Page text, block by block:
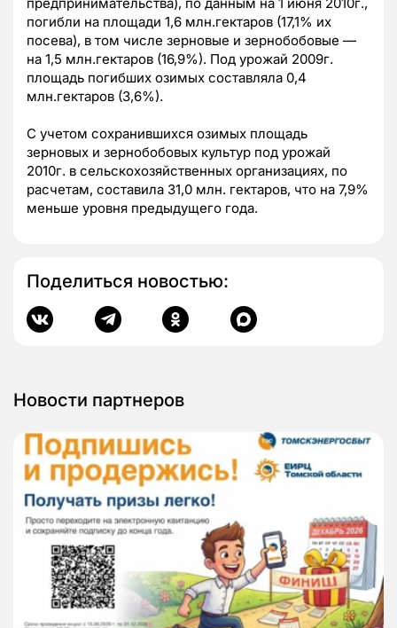
предпринимательства), по данным на 1 июня 2010г.,
погибли на площади 1,6 млн.гектаров (17,1% их
посева), в том числе зерновые и зернобобовые —
на 1,5 млн.гектаров (16,9%). Под урожай 2009г.
площадь погибших озимых составляла 0,4
млн.гектаров (3,6%).
С учетом сохранившихся озимых площадь
зерновых и зернобобовых культур под урожай
2010г. в сельскохозяйственных организациях, по
расчетам, составила 31,0 млн. гектаров, что на 7,9%
меньше уровня предыдущего года.
Поделиться новостью:
Новости партнеров